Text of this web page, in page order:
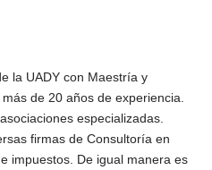
la UADY con Maestría y
de 20 años de experiencia.
especializadas.
firmas de Consultoría en
impuestos. De igual manera es